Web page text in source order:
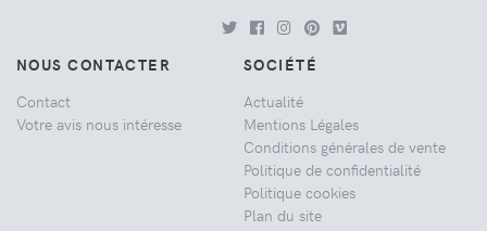
NOUS CONTACTER
Contact
Votre avis nous intéresse
SOCIÉTÉ
Actualité
Mentions Légales
Conditions générales de vente
Politique de confidentialité
Politique cookies
Plan du site